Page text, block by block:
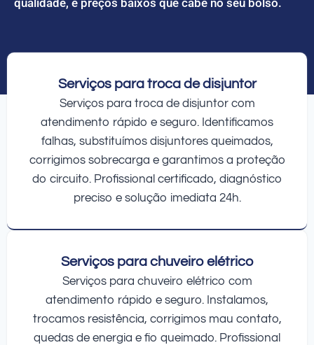
Serviços para troca de disjuntor
Serviços para troca de disjuntor com
atendimento rápido e seguro. Identificamos
falhas, substituímos disjuntores queimados,
corrigimos sobrecarga e garantimos a proteção
do circuito. Profissional certificado, diagnóstico
preciso e solução imediata 24h.
Serviços para chuveiro elétrico
Serviços para chuveiro elétrico com
atendimento rápido e seguro. Instalamos,
trocamos resistência, corrigimos mau contato,
quedas de energia e fio queimado. Profissional